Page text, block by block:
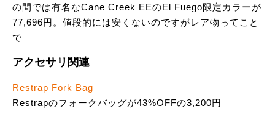
の間では有名なCane Creek EEのEl Fuego限定カラーが
77,696円。値段的には安くないのですがレア物ってこと
で
アクセサリ関連
Restrap Fork Bag
Restrapのフォークバッグが43%OFFの3,200円